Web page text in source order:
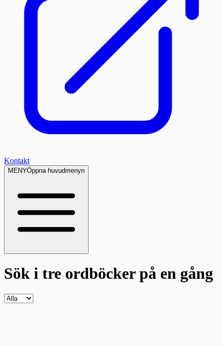
Kontakt
MENYÖppna huvudmenyn
Sök i tre ordböckerpå en gång